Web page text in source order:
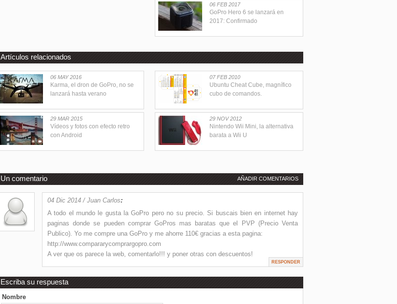
06 FEB 2017
GoPro Hero 6 se lanzará en
2017: Confirmado
Artículos relacionados
07 FEB 2010
Ubuntu Cheat Cube, magnífico
cubo de comandos.
06 MAY 2016
Karma, el dron de GoPro, no se
lanzará hasta verano
29 NOV 2012
Nintendo Wii Mini, la alternativa
barata a Wii U
29 MAR 2015
Vídeos y fotos con efecto retro
con Android
Un comentario AÑADIR COMENTARIOS
04 Dic 2014 / Juan Carlos:
A todo el mundo le gusta la GoPro pero no su precio. Si buscais bien en internet hay
paginas donde se pueden comprar GoPros mas baratas que el PVP (Precio Venta
Publico). Yo me compre una GoPro y me ahorre 110€ gracias a esta pagina:
http://www.compararycomprargopro.com
A ver que os parece la web, comentarlo!!! y poner otras con descuentos!
RESPONDER
Escriba su respuesta
Nombre